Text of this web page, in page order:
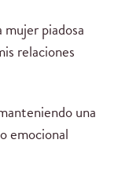
piadosa
relaciones
una
emocional